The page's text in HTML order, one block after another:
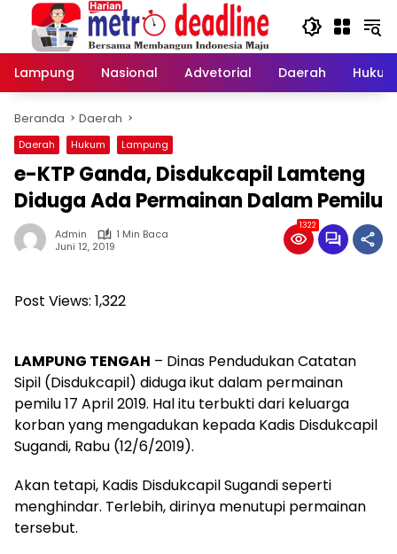
Langsung
konten
Lampung
Nasional Advetorial Daerah Hukum
Beranda Daerah
Daerah Hukum Lampung
e-KTP Ganda, Disdukcapil Lamteng
Diduga Ada Permainan Dalam Pemilu
Admin
1 Min Baca
Juni 12, 2019
1322
Post Views: 1,322
LAMPUNG TENGAH – Dinas Pendudukan Catatan
Sipil (Disdukcapil) diduga ikut dalam permainan
pemilu 17 April 2019. Hal itu terbukti dari keluarga
korban yang mengadukan kepada Kadis Disdukcapil
Sugandi, Rabu (12/6/2019).
Akan tetapi, Kadis Disdukcapil Sugandi seperti
menghindar. Terlebih, dirinya menutupi permainan
tersebut.